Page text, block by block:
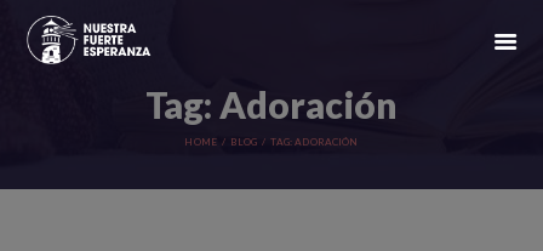
Tag: Adoración
HOME BLOG TAG: ADORACIÓN